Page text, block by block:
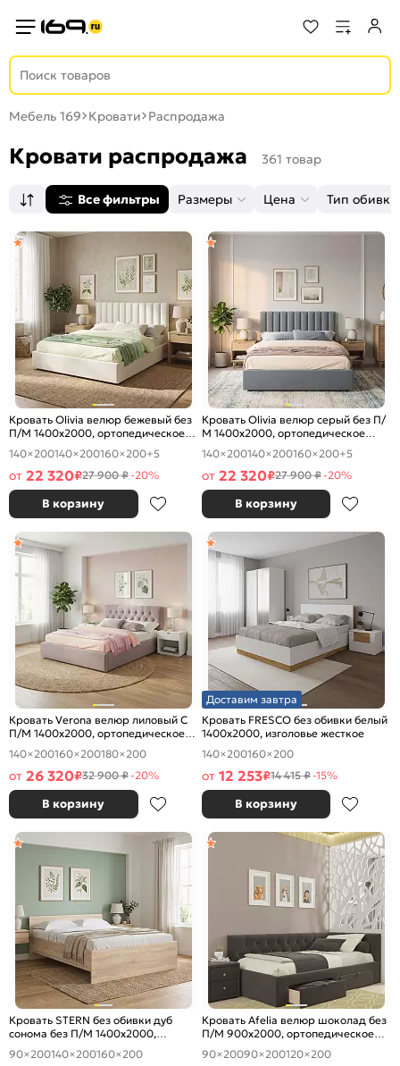
Мебель 169 Кровати Распродажа
Кровати распродажа 361 товар
Все фильтры Размеры Цена Тип обивки
Кровать Olivia велюр бежевый без
П/М 1400x2000, ортопедическое
основание, изголовье мягкое
140×200140×200160×200+5
от 22 320₽27 900 ₽-20%
В корзину
Кровать Olivia велюр серый без П/
М 1400x2000, ортопедическое
основание, изголовье мягкое
140×200140×200160×200+5
от 22 320₽27 900 ₽-20%
В корзину
Кровать Verona велюр лиловый С
П/М 1400x2000, ортопедическое
основание, изголовье мягкое
140×200160×200180×200
от 26 320₽32 900 ₽-20%
В корзину
Доставим завтра
Кровать FRESCO без обивки белый
1400x2000, изголовье жесткое
140×200160×200
от 12 253₽14 415 ₽-15%
В корзину
Кровать STERN без обивки дуб
сонома без П/М 1400x2000,
изголовье жесткое
90×200140×200160×200
Кровать Afelia велюр шоколад без
П/М 900x2000, ортопедическое
основание, изголовье мягкое
90×20090×200120×200